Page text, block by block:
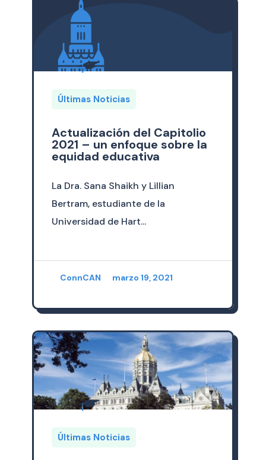
Últimas Noticias
Actualización del Capitolio
2021 – un enfoque sobre la
equidad educativa
La Dra. Sana Shaikh y Lillian
Bertram, estudiante de la
Universidad de Hart...
ConnCAN marzo 19, 2021
Últimas Noticias